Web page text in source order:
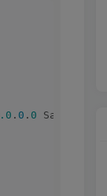
. 0 . 0 Safari/